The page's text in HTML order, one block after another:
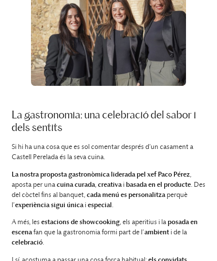
La gastronomia: una celebració del sabor i
dels sentits
Si hi ha una cosa que es sol comentar després d’un casament a
Castell Perelada és la seva cuina.
La nostra proposta gastronòmica liderada pel xef Paco Pérez
aposta per una cuina curada creativa i basada en el producte . Des
del còctel fins al banquet, cada menú es personalitza perquè
l’experiència sigui única i especial
A més, les estacions de showcooking, els aperitius i la posada en
escenafan que la gastronomia formi part de l’ambient i de la
celebració.